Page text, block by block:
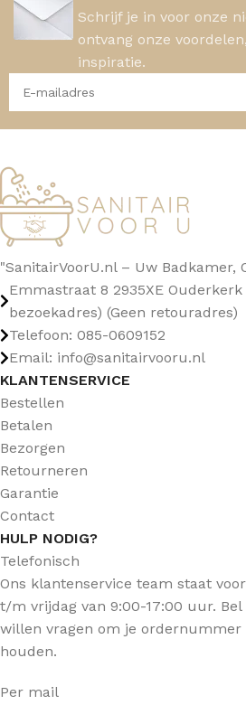
Schrijf je in voor onze
ontvang onze
inspiratie.
"SanitairVoorU.nl – Uw Badkamer,
Emmastraat 8 2935XE
bezoekadres) (Geen retouradres)
Telefoon: 085-0609152
Email: info@sanitairvooru.nl
KLANTENSERVICE
Bestellen
Betalen
Bezorgen
Retourneren
Garantie
Contact
HULP NODIG?
Telefonisch
Ons klantenservice team staat
t/m vrijdag van 9:00-17:00 uur. Bel
willen vragen om je ordernummer
houden.
Per mail